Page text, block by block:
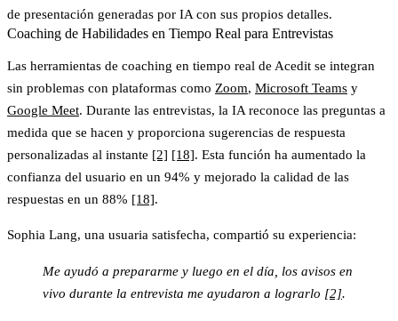
de presentación generadas por IA con sus propios detalles.
Coaching de Habilidades en Tiempo Real para Entrevistas
Las herramientas de coaching en tiempo real de Acedit se integran
sin problemas con plataformas como Zoom, Microsoft Teams y
Google Meet. Durante las entrevistas, la IA reconoce las preguntas a
medida que se hacen y proporciona sugerencias de respuesta
personalizadas al instante [2] [18]. Esta función ha aumentado la
confianza del usuario en un 94% y mejorado la calidad de las
respuestas en un 88% [18].
Sophia Lang, una usuaria satisfecha, compartió su experiencia:
Me ayudó a prepararme y luego en el día, los avisos en
vivo durante la entrevista me ayudaron a lograrlo [2].